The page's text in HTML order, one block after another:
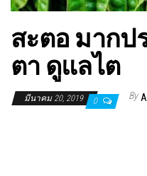
สะตอ มากป
ตา ดูแลไต
มีนาคม 20, 2019 0 By